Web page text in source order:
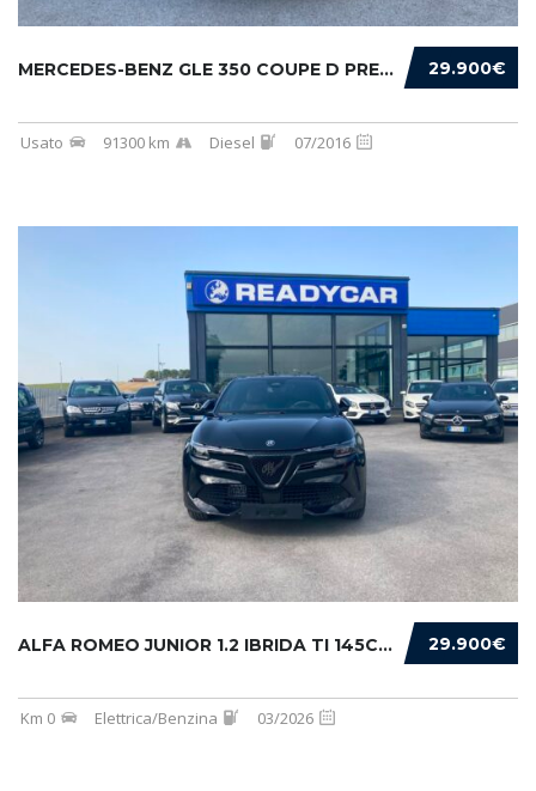
29.900€
MERCEDES-BENZ GLE 350 COUPE D PREMIUM 4MATIC...
Usato 91300 km Diesel 07/2016
29.900€
ALFA ROMEO JUNIOR 1.2 IBRIDA TI 145CV EDCT6
Km 0 Elettrica/Benzina 03/2026